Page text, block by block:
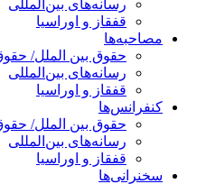
رسانه‌های بین‌المللی
قفقاز و اوراسیا
مصاحبه‌ها
حقوق بین الملل/
رسانه‌های بین‌المللی
قفقاز و اوراسیا
کنفرانس‌ها
حقوق بین الملل/
رسانه‌های بین‌المللی
قفقاز و اوراسیا
سخنرانی‌ها